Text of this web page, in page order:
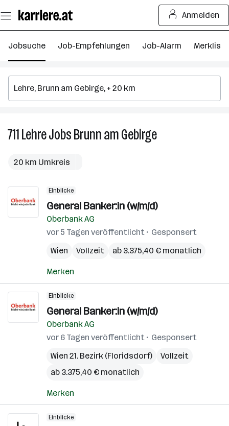
Seiteninhalt
springen
Anmelden
Jobsuche Job-Empfehlungen Job-Alarm Merkliste
711LehreJobsBrunn am Gebirge711
Gebirge
20 km Umkreis
Einblicke
General Banker:in (w/m/d)
Oberbank AG
vor 5 Tagen veröffentlicht
Gesponsert
Wien
Vollzeit ab 3.375,40 € monatlich
Merken
Einblicke
General Banker:in (w/m/d)
Oberbank AG
vor 6 Tagen veröffentlicht
Gesponsert
Wien 21. Bezirk (Floridsdorf)
Vollzeit
ab 3.375,40 € monatlich
Merken
Einblicke